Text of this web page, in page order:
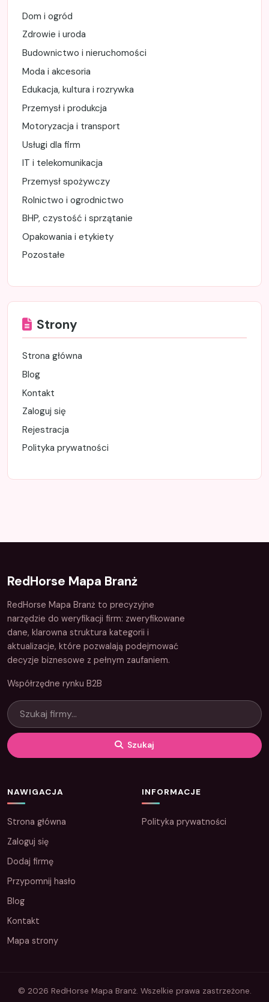
Dom i ogród
Zdrowie i uroda
Budownictwo i nieruchomości
Moda i akcesoria
Edukacja, kultura i rozrywka
Przemysł i produkcja
Motoryzacja i transport
Usługi dla firm
IT i telekomunikacja
Przemysł spożywczy
Rolnictwo i ogrodnictwo
BHP, czystość i sprzątanie
Opakowania i etykiety
Pozostałe
Strony
Strona główna
Blog
Kontakt
Zaloguj się
Rejestracja
Polityka prywatności
RedHorse Mapa Branż
RedHorse Mapa Branż to precyzyjne
narzędzie do weryfikacji firm: zweryfikowane
dane, klarowna struktura kategorii i
aktualizacje, które pozwalają podejmować
decyzje biznesowe z pełnym zaufaniem.
Współrzędne rynku B2B
Szukaj
NAWIGACJA
Strona główna
Zaloguj się
Dodaj firmę
Przypomnij hasło
Blog
Kontakt
Mapa strony
INFORMACJE
Polityka prywatności
© 2026 RedHorse Mapa Branż. Wszelkie prawa zastrzeżone.